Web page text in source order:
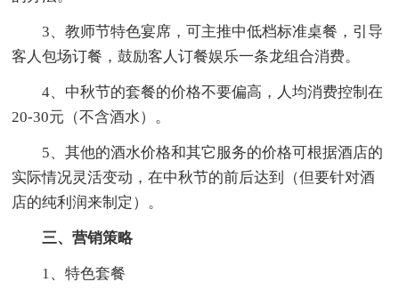
3、教师节特色宴席，可主推中低档标准桌餐，引导
客人包场订餐，鼓励客人订餐娱乐一条龙组合消费。
4、中秋节的套餐的价格不要偏高，人均消费控制在
20-30元（不含酒水）。
5、其他的酒水价格和其它服务的价格可根据酒店的
实际情况灵活变动，在中秋节的前后达到（但要针对酒
店的纯利润来制定）。
三、营销策略
1、特色套餐